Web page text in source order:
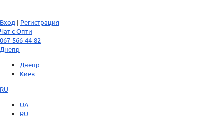
Вход | Регистрация
Чат с Опти
067-566-44-82
Днепр
Днепр
Киев
RU
UA
RU